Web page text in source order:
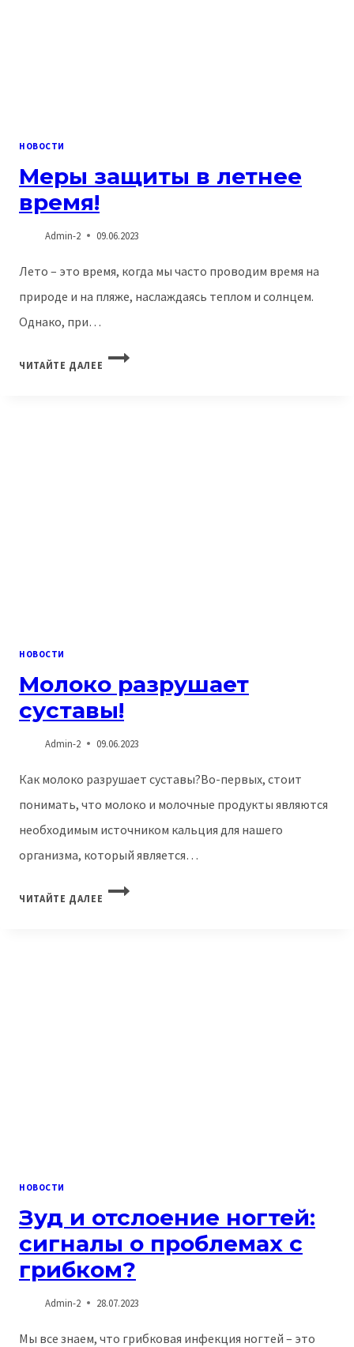
НОВОСТИ
Меры защиты в летнее
время!
Admin-2 09.06.2023
Лето – это время, когда мы часто проводим время на
природе и на пляже, наслаждаясь теплом и солнцем.
Однако, при…
ЧИТАЙТЕ ДАЛЕЕ
МЕРЫ
НОВОСТИ
Молоко разрушает
суставы!
Admin-2 09.06.2023
Как молоко разрушает суставы?Во-первых, стоит
понимать, что молоко и молочные продукты являются
необходимым источником кальция для нашего
организма, который является…
ЧИТАЙТЕ ДАЛЕЕ
МОЛОКО
НОВОСТИ
Зуд и отслоение ногтей:
сигналы о проблемах с
грибком?
Admin-2 28.07.2023
Мы все знаем, что грибковая инфекция ногтей – это